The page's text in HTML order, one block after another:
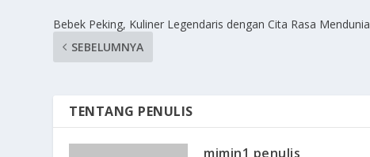
Bebek Peking, Kuliner Legendaris dengan Cita Rasa Mendunia
SEBELUMNYA
TENTANG PENULIS
mimin1 penulis